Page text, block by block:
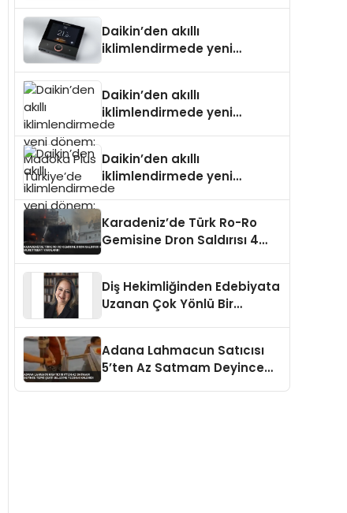
Daikin’den akıllı
iklimlendirmede yeni
Daikin’den akıllı
iklimlendirmede yeni
dönem: Madoka Plus
Daikin’den akıllı
iklimlendirmede yeni
dönem: Madoka Plus
Karadeniz’de Türk Ro-Ro
Gemisine Dron Saldırısı 4
Diş Hekimliğinden Edebiyata
Uzanan Çok Yönlü Bir
Adana Lahmacun Satıcısı
5’ten Az Satmam Deyince